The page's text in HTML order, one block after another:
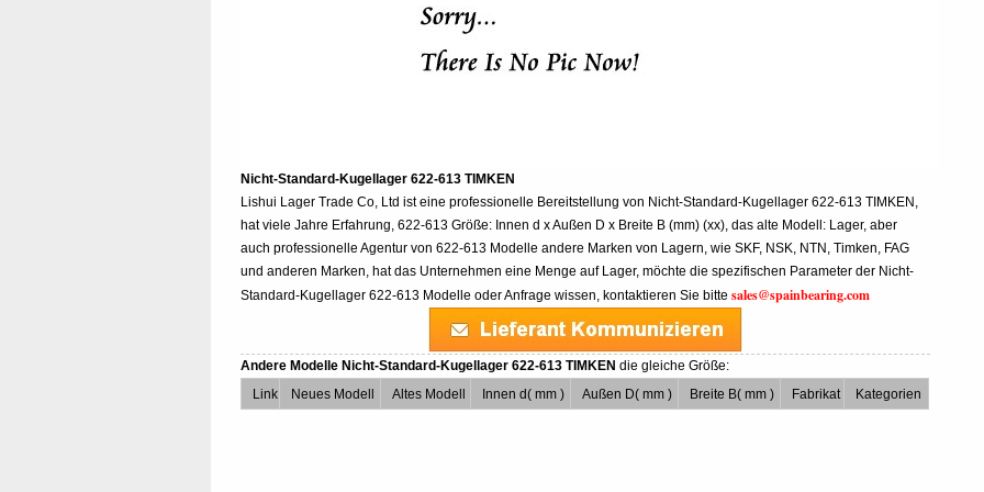
Nicht-Standard-Kugellager 622-613 TIMKEN
Lishui Lager Trade Co, Ltd ist eine professionelle Bereitstellung von Nicht-Standard-Kugellager 622-613 TIMKEN,
hat viele Jahre Erfahrung, 622-613 Größe: Innen d x Außen D x Breite B (mm) (xx), das alte Modell: Lager, aber
auch professionelle Agentur von 622-613 Modelle andere Marken von Lagern, wie SKF, NSK, NTN, Timken, FAG
und anderen Marken, hat das Unternehmen eine Menge auf Lager, möchte die spezifischen Parameter der Nicht-
Standard-Kugellager 622-613 Modelle oder Anfrage wissen, kontaktieren Sie bittesales@spainbearing.com
Andere Modelle Nicht-Standard-Kugellager 622-613 TIMKEN die gleiche Größe:
Link
Neues Modell Altes Modell Innen d( mm ) Außen D( mm ) Breite B( mm ) Fabrikat Kategorien